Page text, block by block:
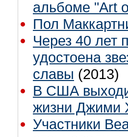
альбоме "Art
Пол
Через 40 лет
удостоена
славы (2013)
В США
жизни Джими
Участники